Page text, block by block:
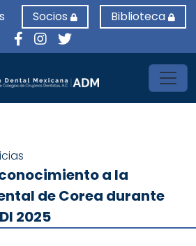
Socios Biblioteca
a la
de Corea durante
2025